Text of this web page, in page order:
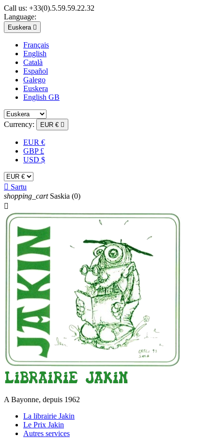
Call us: +33(0).5.59.59.22.32
Language:
Euskera 
Français
English
Català
Español
Galego
Euskera
English GB
Currency: EUR € 
EUR €
GBP £
USD $
 Sartu
shopping_cart Saskia (0)

A Bayonne, depuis 1962
La librairie Jakin
Le Prix Jakin
Autres services